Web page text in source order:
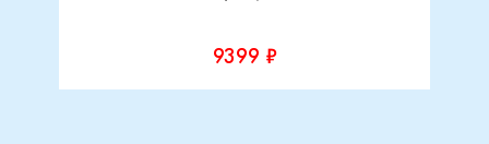
9399 ₽